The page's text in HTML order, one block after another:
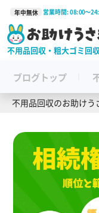
年中無休 営業時間: 08:00〜
不用品回収・粗大ゴミ回
ブログトップ
不用品回収のお助けう